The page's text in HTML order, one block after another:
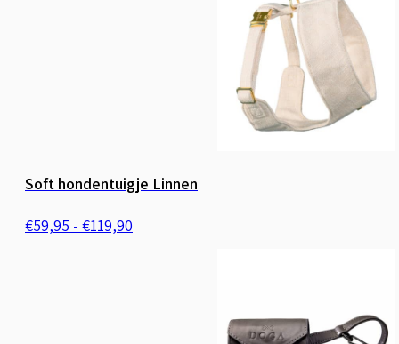
Soft hondentuigje Linnen
€59,95 - €119,90